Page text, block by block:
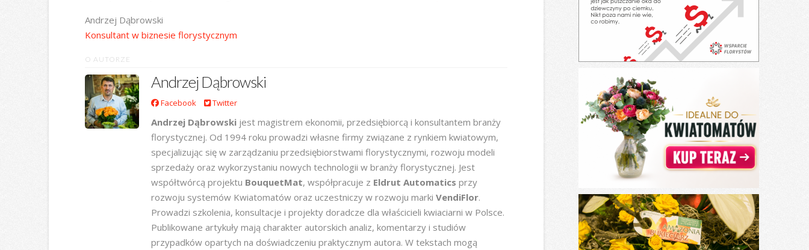
Andrzej Dąbrowski
Konsultant w biznesie florystycznym
O AUTORZE
Andrzej Dąbrowski
Facebook Twitter
Andrzej Dąbrowskijest magistrem ekonomii, przedsiębiorcą i konsultantem branży
florystycznej. Od 1994 roku prowadzi własne firmy związane z rynkiem kwiatowym,
specjalizując się w zarządzaniu przedsiębiorstwami florystycznymi, rozwoju modeli
sprzedaży oraz wykorzystaniu nowych technologii w branży florystycznej. Jest
współtwórcą projektu BouquetMat, współpracuje z Eldrut Automatics przy
rozwoju systemów Kwiatomatów oraz uczestniczy w rozwoju marki VendiFlor.
Prowadzi szkolenia, konsultacje i projekty doradcze dla właścicieli kwiaciarni w Polsce.
Publikowane artykuły mają charakter autorskich analiz, komentarzy i studiów
przypadków opartych na doświadczeniu praktycznym autora. W tekstach mogą